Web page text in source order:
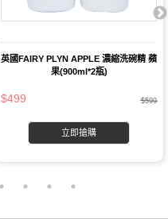
英國FAIRY PLYN APPLE 濃縮洗碗精 蘋
果(900ml*2瓶)
$499 $599
立即搶購